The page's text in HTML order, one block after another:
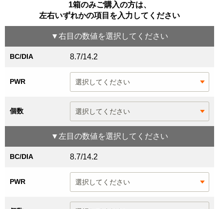
1箱のみご購入の方は、
左右いずれかの項目を入力してください
▼右目 の数値を選択してください
BC/DIA 8.7/14.2
PWR
個数
▼ 左目 の数値を選択してください
BC/DIA 8.7/14.2
PWR